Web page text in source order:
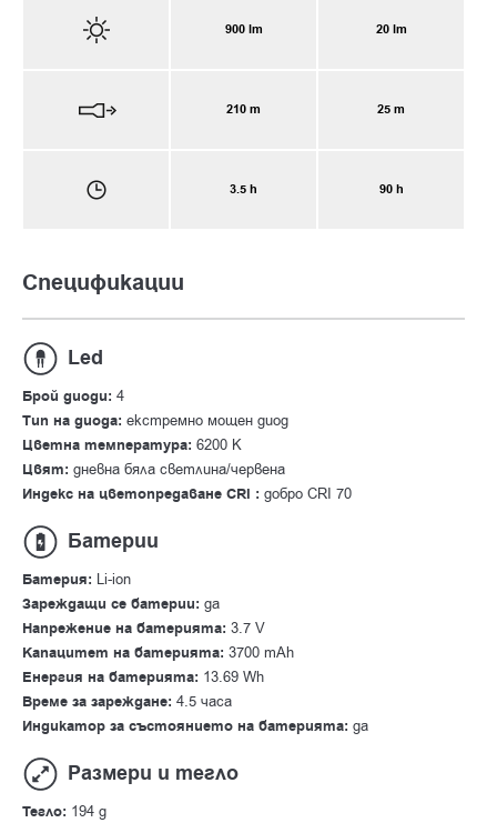
900 lm 20 lm
210 m 25 m
3.5 h 90 h
Спецификации
Led
Брой диоди: 4
Тип на диода: екстремно мощен диод
Цветна температура: 6200 К
Цвят: дневна бяла светлина/червена
Индекс на цветопредаване CRI : добро CRI 70
Батерии
Батерия: Li-ion
Зареждащи се батерии: да
Напрежение на батерията: 3.7 V
Капацитет на батерията: 3700 mAh
Енергия на батерията: 13.69 Wh
Време за зареждане: 4.5 часа
Индикатор за състоянието на батерията: да
Размери и тегло
Тегло: 194 g